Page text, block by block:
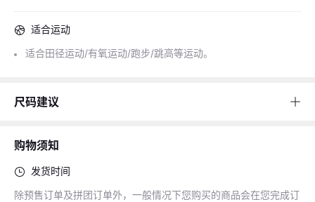
适合运动
适合田径运动/有氧运动/跑步/跳高等运动。
尺码建议
购物须知
发货时间
除预售订单及拼团订单外，一般情况下您购买的商品会在您完成订